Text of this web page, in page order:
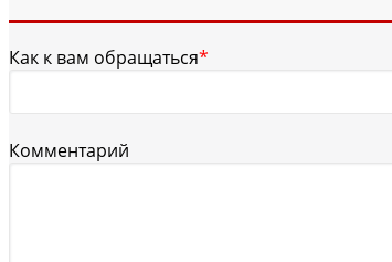
Как к вам обращаться*
Комментарий